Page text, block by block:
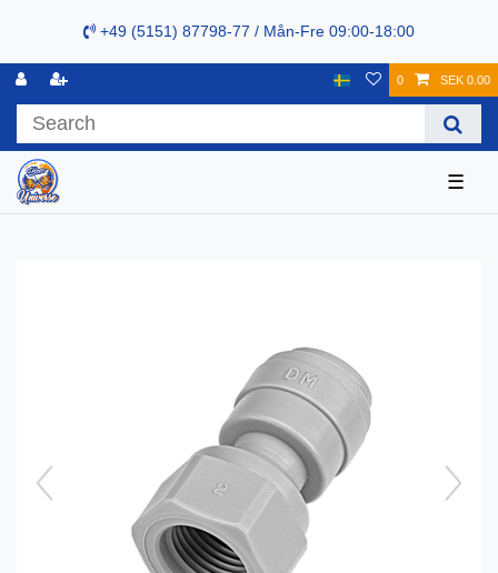
+49 (5151) 87798-77 / Mån-Fre 09:00-18:00
0 SEK 0.00
☰